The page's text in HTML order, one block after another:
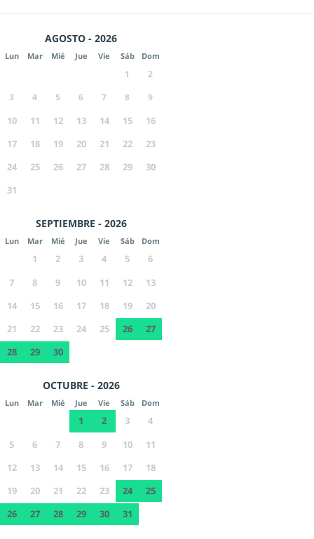
AGOSTO - 2026
Lun Mar Mié Jue Vie Sáb Dom
1
2
3
4 5 6 7 8 9
10 11 12 13 14 15
16
17
18 19 20 21 22
23
24
25 26 27 28 29
30
31
SEPTIEMBRE - 2026
Lun Mar Mié Jue Vie Sáb Dom
1 2 3 4 5
6
7
8 9 10 11 12
13
14
15 16 17 18 19
20
21
22 23 24 25 26
27
28
29 30
OCTUBRE - 2026
Lun Mar Mié Jue Vie Sáb Dom
1 2 3
4
5
6 7 8 9 10
11
12
13 14 15 16 17
18
19
20 21 22 23 24
25
26
27 28 29 30 31